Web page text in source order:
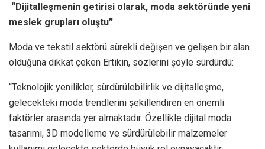
“Dijitalleşmenin getirisi olarak, moda sektöründe yeni
meslek grupları oluştu”
Moda ve tekstil sektörü sürekli değişen ve gelişen bir alan
olduğuna dikkat çeken Ertikin, sözlerini şöyle sürdürdü:
“Teknolojik yenilikler, sürdürülebilirlik ve dijitalleşme,
gelecekteki moda trendlerini şekillendiren en önemli
faktörler arasında yer almaktadır. Özellikle dijital moda
tasarımı, 3D modelleme ve sürdürülebilir malzemeler